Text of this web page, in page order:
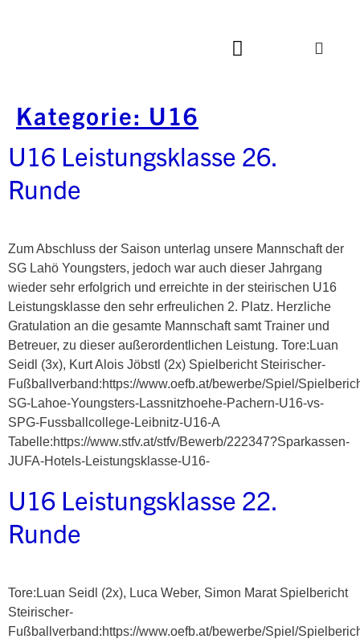
Kategorie: U16
U16 Leistungsklasse 26.
Runde
Zum Abschluss der Saison unterlag unsere Mannschaft der
SG Lahö Youngsters, jedoch war auch dieser Jahrgang
wieder sehr erfolgrich und erreichte in der steirischen U16
Leistungsklasse den sehr erfreulichen 2. Platz. Herzliche
Gratulation an die gesamte Mannschaft samt Trainer und
Betreuer, zu dieser außerordentlichen Leistung. Tore:Luan
Seidl (3x), Kurt Alois Jöbstl (2x) Spielbericht Steirischer-
Fußballverband:https://www.oefb.at/bewerbe/Spiel/
SG-Lahoe-Youngsters-Lassnitzhoehe-Pachern-U16-vs-
SPG-Fussballcollege-Leibnitz-U16-A
Tabelle:https://www.stfv.at/stfv/Bewerb/222347?Sparkassen-
JUFA-Hotels-Leistungsklasse-U16-
U16 Leistungsklasse 22.
Runde
Tore:Luan Seidl (2x), Luca Weber, Simon Marat Spielbericht
Steirischer-
Fußballverband:https://www.oefb.at/bewerbe/Spiel/